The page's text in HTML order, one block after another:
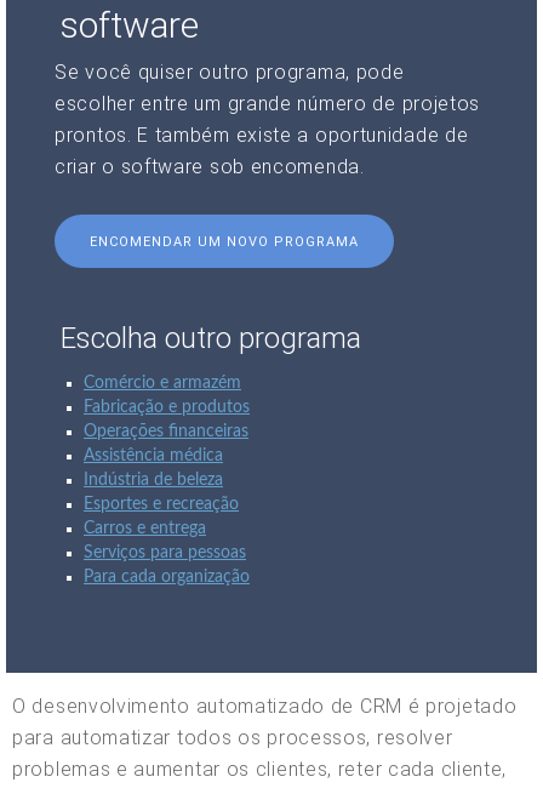
software
Se você quiser outro programa, pode
escolher entre um grande número de projetos
prontos. E também existe a oportunidade de
criar o software sob encomenda.
ENCOMENDAR UM NOVO PROGRAMA
Escolha outro programa
Comércio e armazém
Fabricação e produtos
Operações financeiras
Assistência médica
Indústria de beleza
Esportes e recreação
Carros e entrega
Serviços para pessoas
Para cada organização
O desenvolvimento automatizado de CRM é projetado
para automatizar todos os processos, resolver
problemas e aumentar os clientes, reter cada cliente,